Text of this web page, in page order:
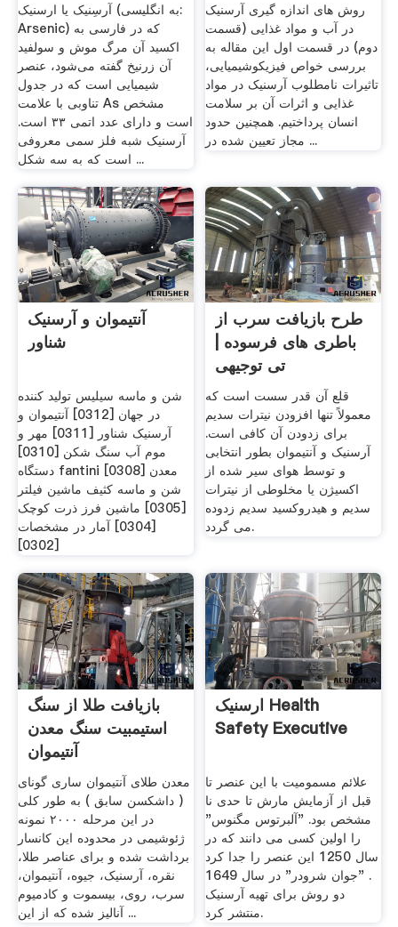
آرسِنیک یا ارسنیک (به انگلیسی:
Arsenic) که در فارسی به
اکسید آن مرگ موش و سولفید
آن زرنیخ گفته می‌شود، عنصر
شیمیایی است که در جدول
تناوبی با علامت As مشخص
است و دارای عدد اتمی ۳۳ است.
آرسنیک شبه فلز سمی معروفی
است که به سه شکل ...
روش های اندازه گیری آرسنیک
در آب و مواد غذایی (قسمت
دوم) در قسمت اول این مقاله به
بررسی خواص فیزیکوشیمیایی،
تاثیرات نامطلوب آرسنیک در مواد
غذایی و اثرات آن بر سلامت
انسان پرداختیم. همچنین حدود
مجاز تعیین شده در ...
آنتیموان و آرسنیک
شناور
شن و ماسه سیلیس تولید کننده
در جهان [0312] آنتیموان و
آرسنیک شناور [0311] مهر و
موم آب سنگ شکن [0310]
دستگاه fantini معدن [0308]
شن و ماسه کثیف ماشین فیلتر
[0305] ماشین فرز ذرت کوچک
[0304] آمار در مشخصات
[0302]
طرح بازیافت سرب از
باطری های فرسوده |
تی توجیهی
قلع آن قدر سست است که
معمولاً تنها افزودن نیترات سدیم
برای زدودن آن کافی است.
آرسنیک و آنتیموان بطور انتخابی
و توسط هوای سیر شده از
اکسیژن یا مخلوطی از نیترات
سدیم و هیدروکسید سدیم زدوده
می گردد.
بازیافت طلا از سنگ
استیمبیت سنگ معدن
آنتیموان
معدن طلای آنتیموان ساری گونای
( داشکسن سابق ) به طور کلی
در این مرحله ۲۰۰۰ نمونه
ژئوشیمی در محدوده این کانسار
برداشت شده و برای عناصر طلا،
نقره، آرسنیک، جیوه، آنتیموان،
سرب، روی، بیسموت و کادمیوم
آنالیز شده که از این ...
ارسنیک Health
Safety Executive
علائم مسمومیت با این عنصر تا
قبل از آزمایش مارش تا حدی نا
مشخص بود. "آلبرتوس مگنوس"
را اولین کسی می دانند که در
سال 1250 این عنصر را جدا کرد
. "جوان شرودر" در سال 1649
دو روش برای تهیه آرسنیک
منتشر کرد.